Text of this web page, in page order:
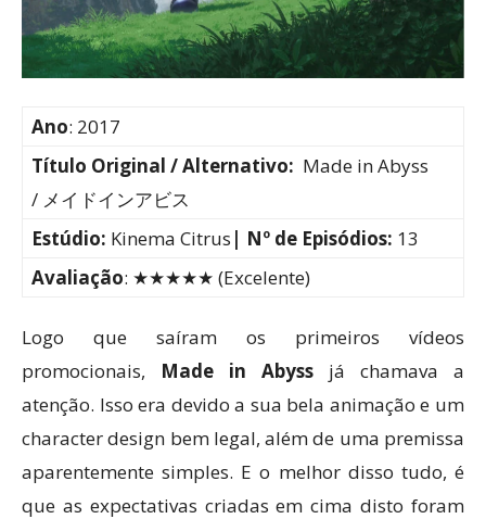
Ano: 2017
Título Original / Alternativo: Made in Abyss
/ メイドインアビス
Estúdio: Kinema Citrus | Nº de Episódios: 13
Avaliação: ★★★★★ (Excelente)
Logo que saíram os primeiros vídeos
promocionais, Made in Abyss já chamava a
atenção. Isso era devido a sua bela animação e um
character design bem legal, além de uma premissa
aparentemente simples. E o melhor disso tudo, é
que as expectativas criadas em cima disto foram